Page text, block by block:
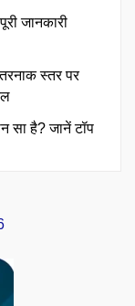
जानकारी
स्तर पर
सा है? जानें टॉप